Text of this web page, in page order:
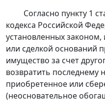
Согласно пункту 1
кодекса Российской
установленных
или сделкой оснований
имущество за счет
возвратить последнему
приобретенное или
(неосновательное